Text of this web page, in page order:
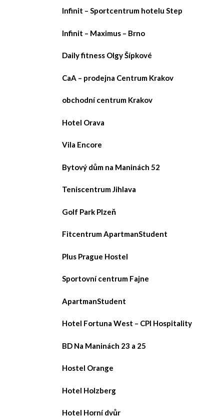
Infinit – Sportcentrum hotelu Step
Infinit – Maximus – Brno
Daily fitness Olgy Šípkové
CaA – prodejna Centrum Krakov
obchodní centrum Krakov
Hotel Orava
Vila Encore
Bytový dům na Maninách 52
Teniscentrum Jihlava
Golf Park Plzeň
Fitcentrum ApartmanStudent
Plus Prague Hostel
Sportovní centrum Fajne
ApartmanStudent
Hotel Fortuna West – CPI Hospitality
BD Na Maninách 23 a 25
Hostel Orange
Hotel Holzberg
Hotel Horní dvůr